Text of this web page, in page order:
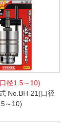
径1.5～10)
No.BH-21(口径
～10)